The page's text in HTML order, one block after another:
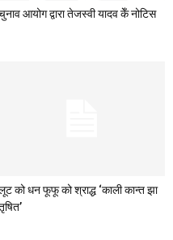
आयोग द्वारा तेजस्वी यादव केँ नोटिस
को धन फूफू को श्राद्ध ‘काली कान्त झा